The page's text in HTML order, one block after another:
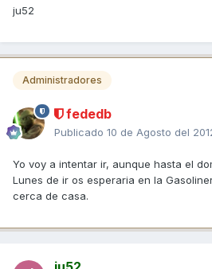
ju52
Administradores
fededb
Publicado 10 de Agosto del
Yo voy a intentar ir, aunque hasta el
Lunes de ir os esperaria en la
cerca de casa.